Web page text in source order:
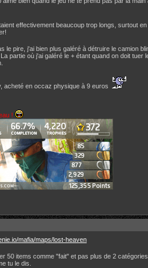
effectivement beaucoup trop longs, surtout
le pire, j'ai bien plus galéré à détruire le camion
partie où j'ai galéré le + étant quand on doit
acheté en occaz physique à 9 euros
!
mafia/maps/lost-heaven
50 items comme "fait" et pas plus de 2
tu le dis.